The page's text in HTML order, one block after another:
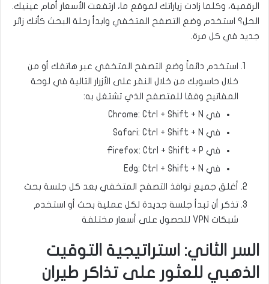
الرقمية، وكلما زادت زياراتك لموقع ما، ارتفعت الأسعار أمام عينيك.
الحل؟ استخدم وضع التصفح المتخفي وابدأ رحلة البحث كأنك زائر
جديد في كل مرة.
استخدم دائماً وضع التصفح المتخفي عبر هاتفك أو من
خلال حاسوبك من خلال النقر على الأزرار التالية في لوحة
المفاتيح وفقا للمتصفح الذي تشتغل به:
في Chrome: Ctrl + Shift + N
في Safari: Ctrl + Shift + N
في Firefox: Ctrl + Shift + P
في Edg: Ctrl + Shift + N
أغلق جميع نوافذ التصفح المتخفي بعد كل جلسة بحث
تذكر أن تبدأ جلسة جديدة لكل عملية بحث أو استخدم
شبكات VPN للحصول على أسعار مختلفة
السر الثاني: استراتيجية التوقيت
الذهبي للعثور على تذاكر طيران